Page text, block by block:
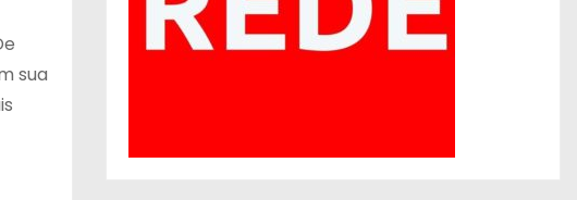
sua